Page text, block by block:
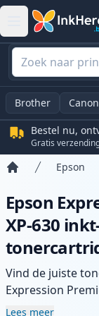
Brother Canon
Bestel nu,
Gratis
Epson
Epson
XP-630
Vind de juiste
Expression
ons assortiment
Lees meer